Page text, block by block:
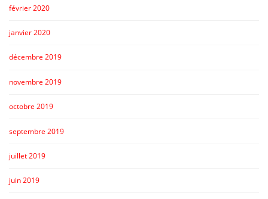
février 2020
janvier 2020
décembre 2019
novembre 2019
octobre 2019
septembre 2019
juillet 2019
juin 2019